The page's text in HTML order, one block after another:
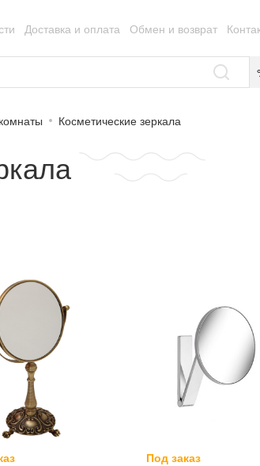
Доставка и оплата Обмен и возврат
Косметические зеркала
Под заказ